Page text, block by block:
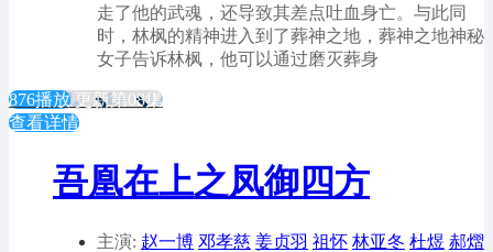
走了他的武魂，还导致其差点吐血身亡。与此同
时，林枫的精神进入到了葬神之地，葬神之地神秘
女子告诉林枫，他可以通过磨灭葬身
876播放 更新第08集
查看详情
吾凰在上之凤御四方
主演: 赵一博 邓孝慈 姜贞羽 祖怀 林亚冬 杜煜 郝熠